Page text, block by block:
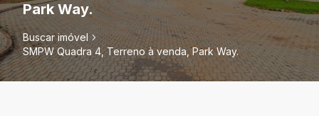
Park Way.
Buscar imóvel
SMPW Quadra 4, Terreno à venda, Park Way.